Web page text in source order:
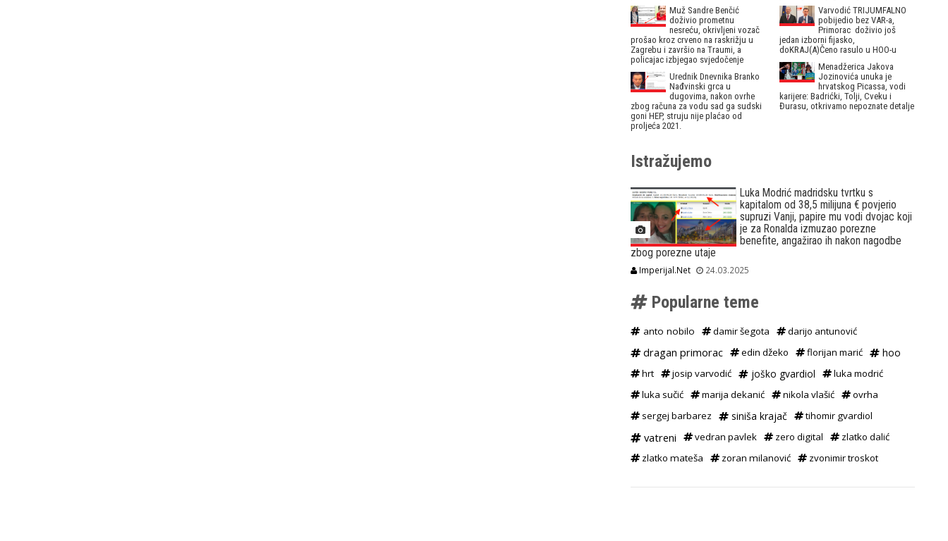
Muž Sandre Benčić
doživio prometnu
nesreću, okrivljeni vozač
prošao kroz crveno na raskrižju u
Zagrebu i završio na Traumi, a
policajac izbjegao svjedočenje
Urednik Dnevnika Branko
Nađvinski grca u
dugovima, nakon ovrhe
zbog računa za vodu sad ga sudski
goni HEP, struju nije plaćao od
proljeća 2021.
Varvodić TRIJUMFALNO
pobijedio bez VAR-a,
Primorac doživio još
jedan izborni fijasko,
doKRAJ(A)Čeno rasulo u HOO-u
Menadžerica Jakova
Jozinovića unuka je
hrvatskog Picassa, vodi
karijere: Badrićki, Tolji, Cveku i
Đurasu, otkrivamo nepoznate detalje
Istražujemo
Luka Modrić madridsku tvrtku s
kapitalom od 38,5 milijuna € povjerio
supruzi Vanji, papire mu vodi dvojac koji
je za Ronalda izmuzao porezne
benefite, angažirao ih nakon nagodbe
zbog porezne utaje
Imperijal.Net 24.03.2025
Popularne teme
anto nobilo damir šegota darijo antunović
dragan primorac edin džeko florijan marić hoo
hrt josip varvodić joško gvardiol
luka modrić
luka sučić
marija dekanić nikola vlašić
ovrha
sergej barbarez
siniša krajač tihomir gvardiol
vatreni vedran pavlek zero digital
zlatko dalić
zlatko mateša
zoran milanović zvonimir troskot